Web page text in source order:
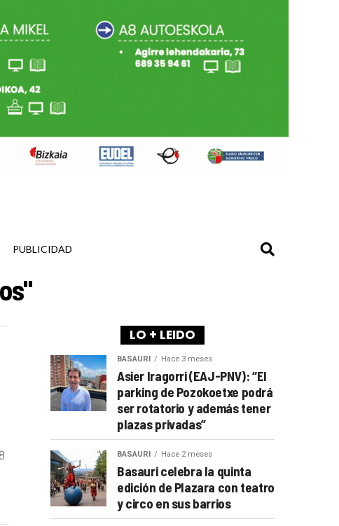
PUBLICIDAD
LO + LEIDO
BASAURI Hace 3 meses
Asier Iragorri (EAJ-PNV): “El
parking de Pozokoetxe podrá
ser rotatorio y además tener
plazas privadas”
BASAURI Hace 2 meses
Basauri celebra la quinta
edición de Plazara con teatro
y circo en sus barrios